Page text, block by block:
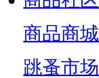
商品商城
跳蚤市场